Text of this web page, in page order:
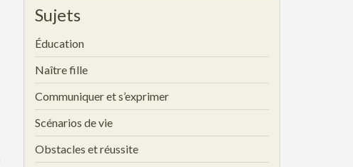
Sujets
Éducation
Naître fille
Communiquer et s’exprimer
Scénarios de vie
Obstacles et réussite